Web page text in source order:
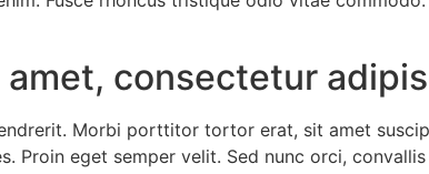
consectetur
Morbi porttitor tortor erat, sit amet
Proin eget semper velit. Sed nunc orci,